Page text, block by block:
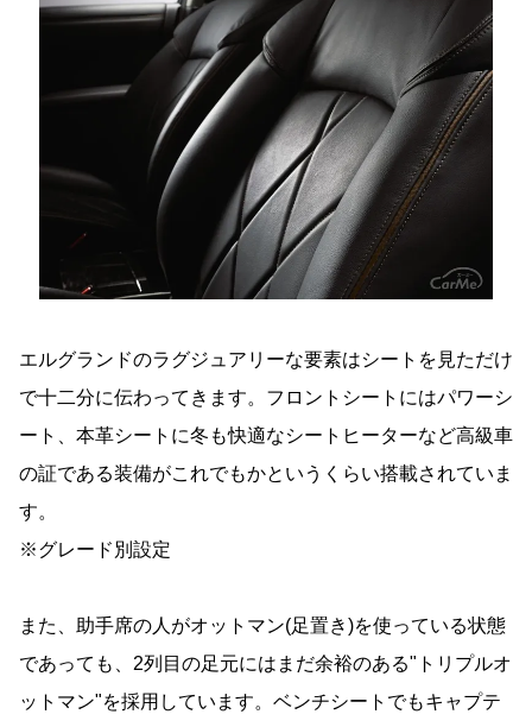
エルグランドのラグジュアリーな要素はシートを見ただけ
で十二分に伝わってきます。フロントシートにはパワーシ
ート、本革シートに冬も快適なシートヒーターなど高級車
の証である装備がこれでもかというくらい搭載されていま
す。
※グレード別設定
また、助手席の人がオットマン(足置き)を使っている状態
であっても、2列目の足元にはまだ余裕のある"トリプルオ
ットマン"を採用しています。ベンチシートでもキャプテ